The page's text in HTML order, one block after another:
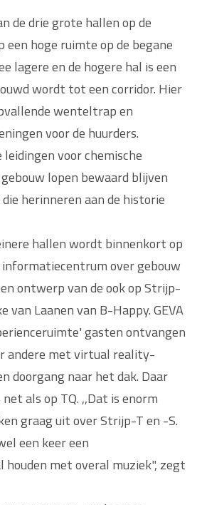
de drie grote hallen op de
een hoge ruimte op de begane
lagere en de hogere hal is een
wordt tot een corridor. Hier
wenteltrap en
voor de huurders.
voor chemische
lopen bewaard blijven
herinneren aan de historie
hallen wordt binnenkort op
over gebouw
ontwerp van de ook op Strijp-
van Laanen van B-Happy. GEVA
gasten ontvangen
andere met virtual reality-
doorgang naar het dak. Daar
als op TQ. ,,Dat is enorm
graag uit over Strijp-T en -S.
een keer een
met overal muziek", zegt